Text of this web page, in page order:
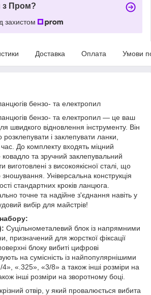
з Пром?
захистом
Доставка Оплата Умови
бензо- та електропил
бензо- та електропил — це ваш
швидкого відновлення інструменту. Він
і заклепувати ланки,
До комплекту входять міцний
та зручний заклепувальний
виготовлені з високоякісної сталі, що
зношування. Універсальна конструкція
стандартних кроків ланцюга.
точне та надійне з'єднання навіть у
вибір для майстрів!
Суцільнометалевий блок із напрямними
призначений для жорсткої фіксації
блоку вибиті цифрові
на сумісність із найпопулярнішими
«.325», «3/8» а також інші розміри на
інші розміри на зворотному боці.
отвір, у який провалюється вибита